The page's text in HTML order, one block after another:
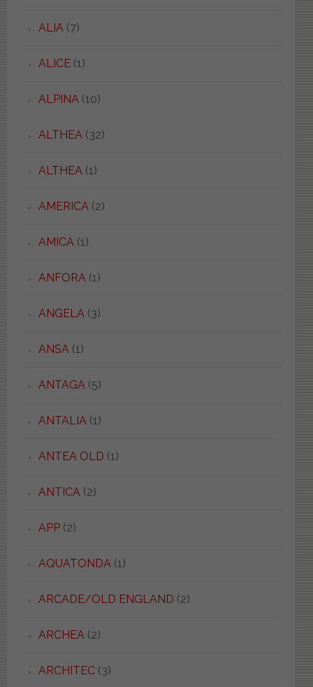
ALIA (7)
ALICE(1)
ALPINA (10)
ALTHEA (32)
ALTHEA (1)
AMERICA (2)
AMICA (1)
ANFORA (1)
ANGELA (3)
ANSA (1)
ANTAGA (5)
ANTALIA (1)
ANTEA OLD (1)
ANTICA (2)
APP(2)
AQUATONDA (1)
ARCADE/OLD ENGLAND (2)
ARCHEA (2)
ARCHITEC(3)